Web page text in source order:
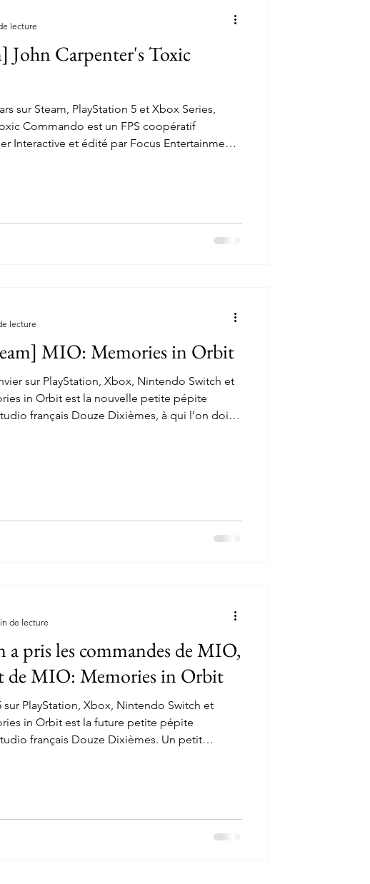
John Carpenter's Toxic
sur Steam, PlayStation 5 et Xbox Series,
Commando est un FPS coopératif
Interactive et édité par Focus Entertainment,
lecture
MIO: Memories in Orbit
sur PlayStation, Xbox, Nintendo Switch et
in Orbit est la nouvelle petite pépite
français Douze Dixièmes, à qui l’on doit
lecture
a pris les commandes de MIO,
de MIO: Memories in Orbit
PlayStation, Xbox, Nintendo Switch et
in Orbit est la future petite pépite
français Douze Dixièmes. Un petit
de lecture